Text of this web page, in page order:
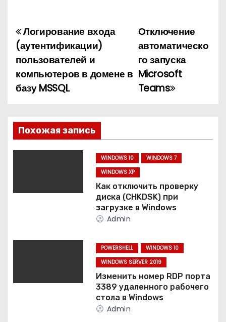
Н
а
в
г
а
Отключение
автоматическо
го запуска
Microsoft
Teams
Логирование входа
(аутентификации)
пользователей и
компьютеров в домене в
базу MSSQL
Похожая запись
WINDOWS 10
WINDOWS 7
WINDOWS XP
Как отключить проверку
диска (CHKDSK) при
загрузке в Windows
Admin
POWERSHELL
WINDOWS 10
WINDOWS SERVER 2019
Изменить номер RDP порта
3389 удаленного рабочего
стола в Windows
Admin